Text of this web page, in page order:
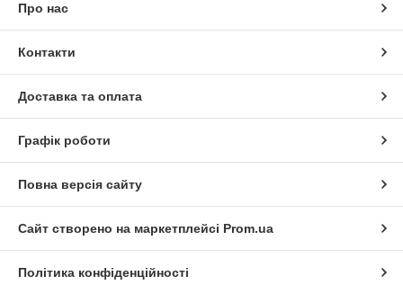
Про нас
Контакти
Доставка та оплата
Графік роботи
Повна версія сайту
Сайт створено на маркетплейсі Prom.ua
Політика конфіденційності